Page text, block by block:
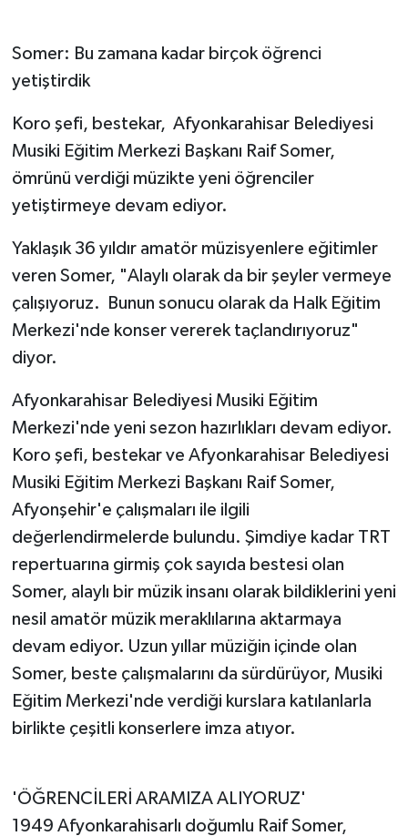
Somer: Bu zamana kadar birçok öğrenci
yetiştirdik
Koro şefi, bestekar, Afyonkarahisar Belediyesi
Musiki Eğitim Merkezi Başkanı Raif Somer,
ömrünü verdiği müzikte yeni öğrenciler
yetiştirmeye devam ediyor.
Yaklaşık 36 yıldır amatör müzisyenlere eğitimler
veren Somer, "Alaylı olarak da bir şeyler vermeye
çalışıyoruz. Bunun sonucu olarak da Halk Eğitim
Merkezi'nde konser vererek taçlandırıyoruz"
diyor.
Afyonkarahisar Belediyesi Musiki Eğitim
Merkezi'nde yeni sezon hazırlıkları devam ediyor.
Koro şefi, bestekar ve Afyonkarahisar Belediyesi
Musiki Eğitim Merkezi Başkanı Raif Somer,
Afyonşehir'e çalışmaları ile ilgili
değerlendirmelerde bulundu. Şimdiye kadar TRT
repertuarına girmiş çok sayıda bestesi olan
Somer, alaylı bir müzik insanı olarak bildiklerini yeni
nesil amatör müzik meraklılarına aktarmaya
devam ediyor. Uzun yıllar müziğin içinde olan
Somer, beste çalışmalarını da sürdürüyor, Musiki
Eğitim Merkezi'nde verdiği kurslara katılanlarla
birlikte çeşitli konserlere imza atıyor.
'ÖĞRENCİLERİ ARAMIZA ALIYORUZ'
1949 Afyonkarahisarlı doğumlu Raif Somer,